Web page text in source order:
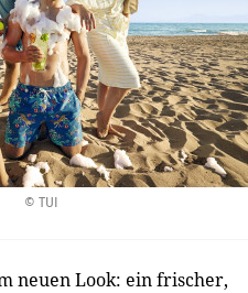
© TUI
neuen Look: ein frischer,